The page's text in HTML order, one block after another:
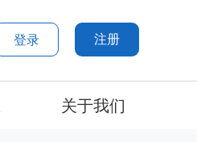
登录 注册
关于我们